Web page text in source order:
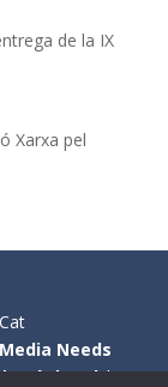
de la IX
Xarxa pel
Media Needs
|Avís legal|